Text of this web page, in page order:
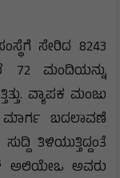
ಸೇರಿದ 8243
72 ಮಂದಿಯನ್ನು
ವ್ಯಾಪಕ ಮಂಜು
ಮಾರ್ಗ ಬದಲಾವಣೆ
ತಿಳಿಯುತ್ತಿದ್ದಂತೆ
ಅಲಿಯೇಒ ಅವರು